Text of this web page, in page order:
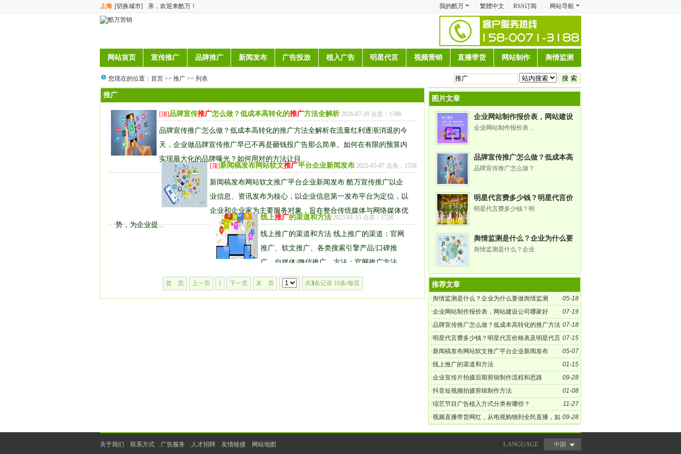
上海 [切换城市] 亲，欢迎来酷万！ 我的酷万 繁體中文 RSS订阅 网站导航
网站首页 宣传推广 品牌推广 新闻发布 广告投放 植入广告 明星代言 视频营销 直播带货 网站制作 舆情监测
您现在的位置： 首页 >> 推广 >> 列表
推广
[顶]品牌宣传推广怎么做？低成本高转化的推广方法全解析 2026-07-18 点击：1596
品牌宣传推广怎么做？低成本高转化的推广方法全解析在流量红利逐渐消退的今
天，企业做品牌宣传推广早已不再是砸钱投广告那么简单。如何在有限的预算内
实现最大化的品牌曝光？如何用对的方法让目...
[顶]新闻稿发布网站软文推广平台企业新闻发布 2025-05-07 点击：1550
新闻稿发布网站软文推广平台企业新闻发布 酷万宣传推广以企
业信息、资讯发布为核心，以企业信息第一发布平台为定位，以
企业和企业家为主要服务对象，旨在整合传统媒体与网络媒体优
势，为企业提...
线上推广的渠道和方法 2025-01-15 点击：1726
线上推广的渠道和方法 线上推广的渠道：官网
推广、软文推广、各类搜索引擎产品/口碑推
广、自媒体/微信推广。方法：官网推广方法
有：竞价推广，信息流，SEO推广等等。软文推广方法则是依靠...
首 页 上一页 1 下一页 末 页 共3条记录 10条/每页
图片文章
企业网站制作报价表，网站建设
公司哪家好
企业网站制作报价表，
品牌宣传推广怎么做？低成本高
转化的推广方法全解析
品牌宣传推广怎么做？
明星代言费多少钱？明星代言价
格表及明星代言公司指南
明星代言费多少钱？明
舆情监测是什么？企业为什么要
做舆情监测
舆情监测是什么？企业
推荐文章
05-18
·舆情监测是什么？企业为什么要做舆情监测
07-19
·企业网站制作报价表，网站建设公司哪家好
07-18
·品牌宣传推广怎么做？低成本高转化的推广方法
全解析
07-15
·明星代言费多少钱？明星代言价格表及明星代言
公司指南
05-07
·新闻稿发布网站软文推广平台企业新闻发布
01-15
·线上推广的渠道和方法
09-28
·企业宣传片拍摄后期剪辑制作流程和思路
01-08
·抖音短视频拍摄剪辑制作方法
11-27
·综艺节目广告植入方式分类有哪些？
09-28
·视频直播带货网红，从电视购物到全民直播，如
关于我们 联系方式 广告服务 人才招聘 友情链接 网站地图 LANGUAGE
中国